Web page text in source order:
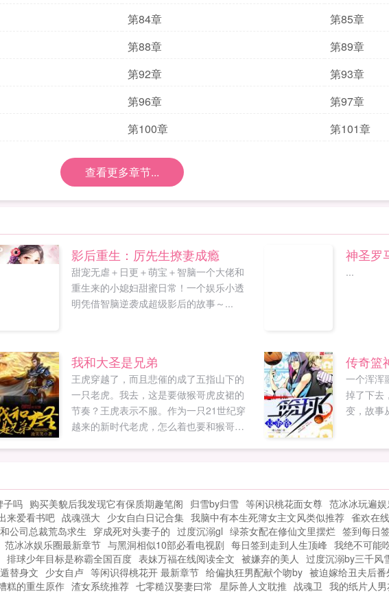
第84章
第85章
第88章
第89章
第92章
第93章
第96章
第97章
第100章 第101章
查看更多章节...
影后重生：厉先生撩妻成瘾
甜宠无虐＋日更＋萌宝＋智脑一个大佬和
重生来的小媳妇甜蜜日常！一个娱乐小透
明凭借智脑逆袭成超级影后的故事～...
神圣罗
...
我和大圣是兄弟
王虎穿越了，而且悲催的成了五指山下的
一只老虎。我去，这是要做猴哥虎皮裙的
节奏？王虎表示不服。作为一只21世纪穿
越来的新时代老虎，怎么着也要和猴哥拜
之旅就要开始，看王虎如何在其中搅动三
界风云，与猴哥一起再掀万...
传奇篮
一个浑浑
掉了下去
变，故事
子吗 购买美貌后我发现它有保质期趣笔阁 归雪by归雪 等闲识桃花面女尊 范冰冰玩遍
来爱看书吧 战魂强大 少女自白日记合集 我脑中有本生死簿女主文风类似推荐 雀欢在
公司总裁荒岛求生 穿成死对头妻子的 过度沉溺gl 绿茶女配在修仙文里摆烂 签到每日
范冰冰娱乐圈最新章节 与黑洞相似10部必看电视剧 每日签到走到人生顶峰 我绝不可能
排球少年目标是称霸全国百度 表妹万福在线阅读全文 被嫌弃的美人 过度沉溺by三千风
替身文 少女自卢 等闲识得桃花开 最新章节 给偏执狂男配献个吻by 被迫嫁给丑夫后
糕的重生原作 渣女系统推荐 七零糙汉娶妻曰常 星际兽人文耽推 战魂卫 我的纸片人